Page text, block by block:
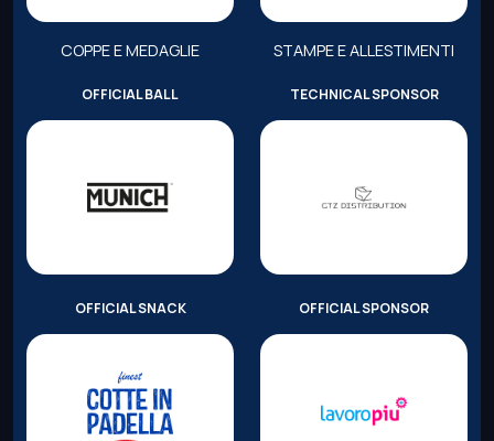
COPPE E MEDAGLIE STAMPE E ALLESTIMENTI
OFFICIAL BALL TECHNICAL SPONSOR
OFFICIAL SNACK OFFICIAL SPONSOR